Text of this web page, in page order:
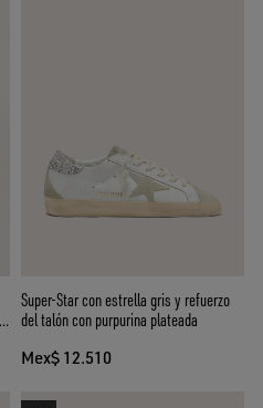
Super-Star con estrella gris y refuerzo
del talón con purpurina plateada
Mex$ 12.510